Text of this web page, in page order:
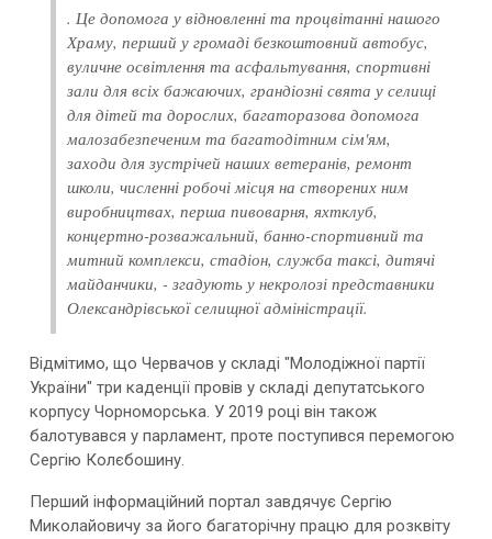
. Це допомога у відновленні та процвітанні нашого
Храму, перший у громаді безкоштовний автобус,
вуличне освітлення та асфальтування, спортивні
зали для всіх бажаючих, грандіозні свята у селищі
для дітей та дорослих, багаторазова допомога
малозабезпеченим та багатодітним сім'ям,
заходи для зустрічей наших ветеранів, ремонт
школи, численні робочі місця на створених ним
виробництвах, перша пивоварня, яхтклуб,
концертно-розважальний, банно-спортивний та
митний комплекси, стадіон, служба таксі, дитячі
майданчики, - згадують у некролозі представники
Олександрівської селищної адміністрації.
Відмітимо, що Червачов у складі "Молодіжної партії
України" три каденції провів у складі депутатського
корпусу Чорноморська. У 2019 році він також
балотувався у парламент, проте поступився перемогою
Сергію Колєбошину.
Перший інформаційний портал завдячує Сергію
Миколайовичу за його багаторічну працю для розквіту